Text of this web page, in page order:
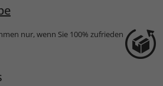
nur, wenn Sie 100% zufrieden